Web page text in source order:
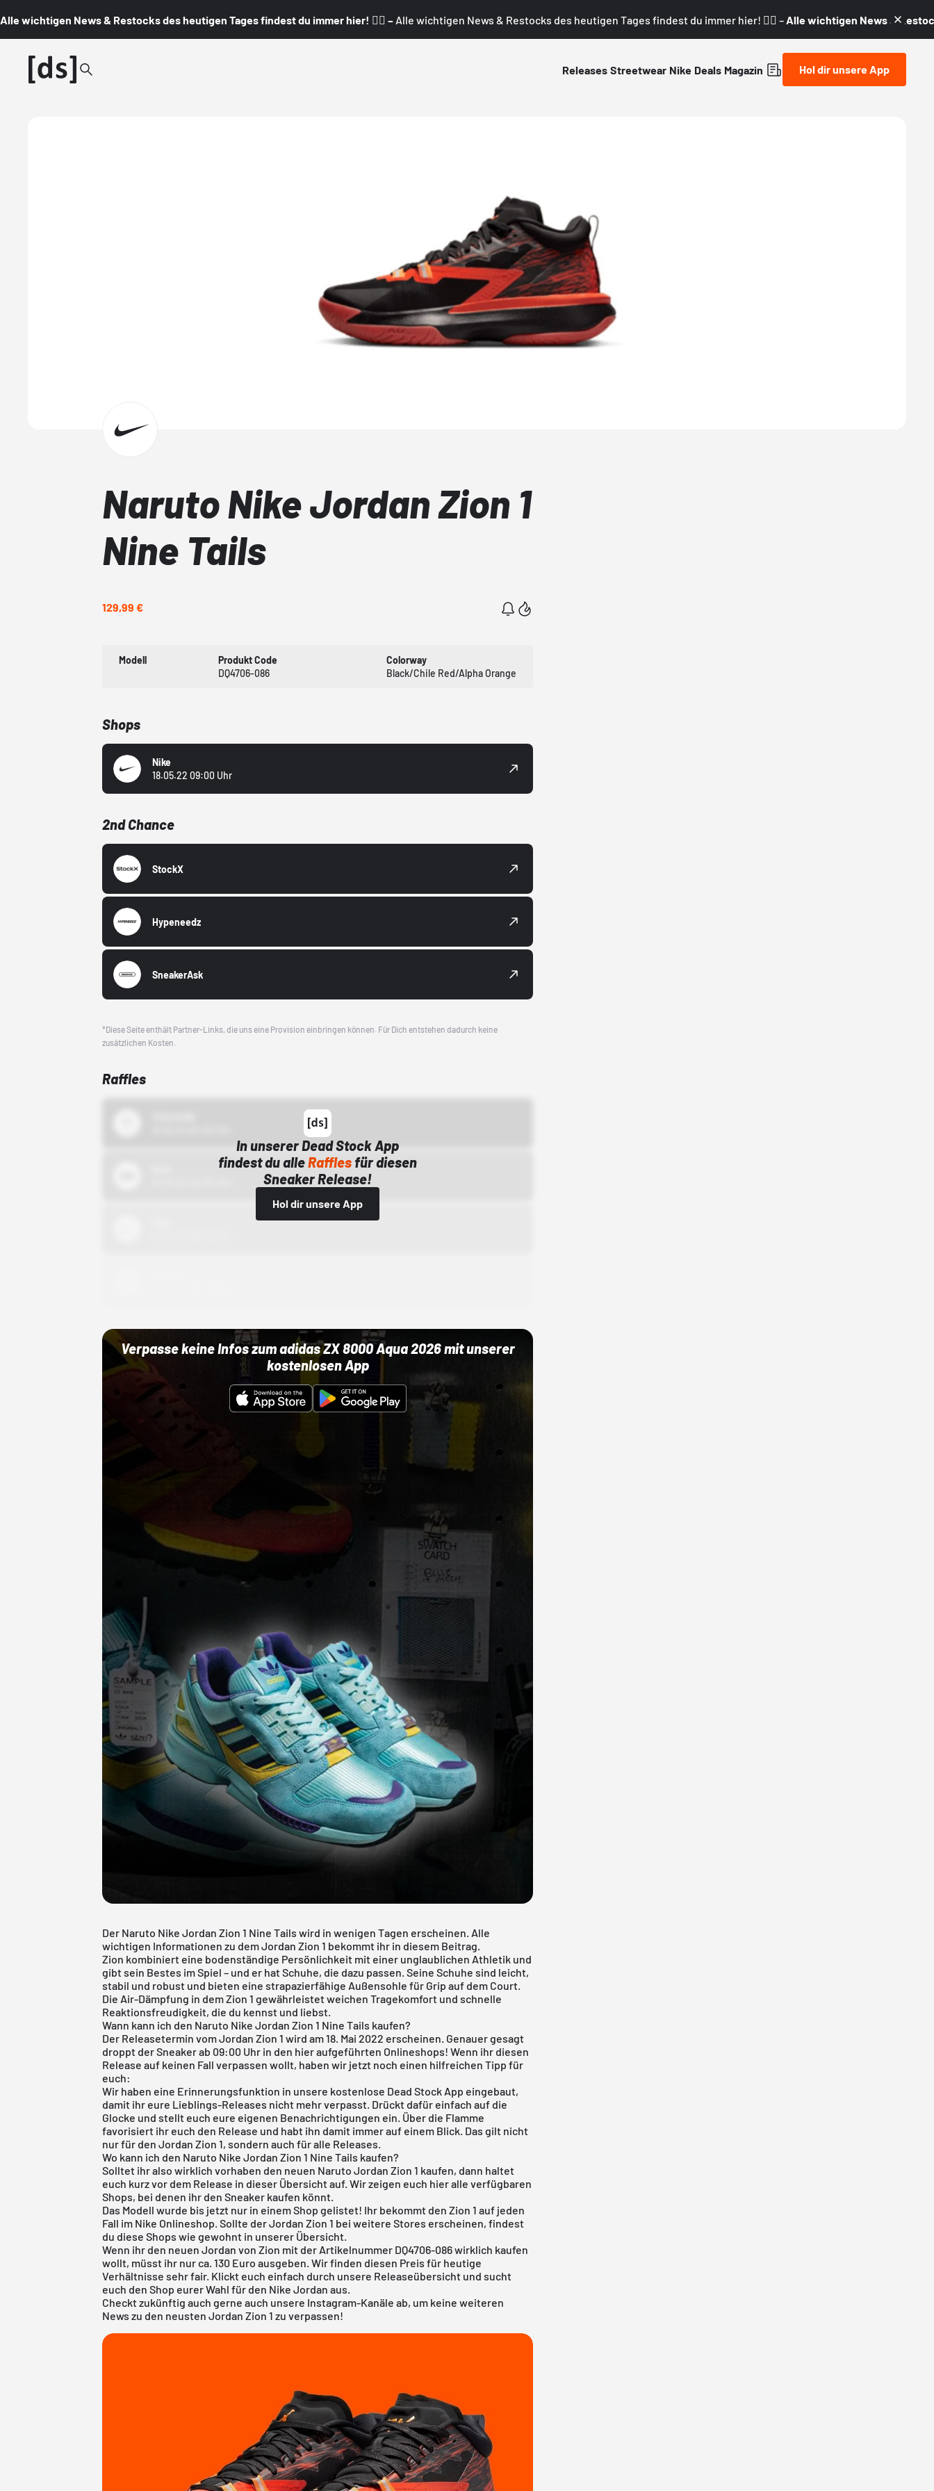
Alle wichtigen News & Restocks des heutigen Tages findest du immer hier! 👇🏼 – Alle wichtigen News & Restocks des heutigen Tages findest du immer hier! 👇🏼 – Alle wichtigen News &
Releases Streetwear Nike Deals Magazin Hol dir unsere App
Naruto Nike Jordan Zion 1
Nine Tails
129,99 €
Modell
Produkt Code
DQ4706-086
Colorway
Black/Chile Red/Alpha Orange
Shops
Nike
18.05.22 09:00 Uhr
2nd Chance
StockX
Hypeneedz
SneakerAsk
*Diese Seite enthält Partner-Links, die uns eine Provision einbringen können. Für Dich entstehen dadurch keine
zusätzlichen Kosten.
Raffles
In unserer Dead Stock App
findest du alleRaffles für diesen
Sneaker Release!
Hol dir unsere App
Verpasse keine Infos zum adidas ZX 8000 Aqua 2026 mit unserer
kostenlosen App
Der Naruto Nike Jordan Zion 1 Nine Tails wird in wenigen Tagen erscheinen. Alle
wichtigen Informationen zu dem Jordan Zion 1 bekommt ihr in diesem Beitrag.
Zion kombiniert eine bodenständige Persönlichkeit mit einer unglaublichen Athletik und
gibt sein Bestes im Spiel – und er hat Schuhe, die dazu passen. Seine Schuhe sind leicht,
stabil und robust und bieten eine strapazierfähige Außensohle für Grip auf dem Court.
Die Air-Dämpfung in dem Zion 1 gewährleistet weichen Tragekomfort und schnelle
Reaktionsfreudigkeit, die du kennst und liebst.
Wann kann ich den Naruto Nike Jordan Zion 1 Nine Tails kaufen?
Der Releasetermin vom Jordan Zion 1 wird am 18. Mai 2022 erscheinen. Genauer gesagt
droppt der Sneaker ab 09:00 Uhr in den hier aufgeführten Onlineshops! Wenn ihr diesen
Release auf keinen Fall verpassen wollt, haben wir jetzt noch einen hilfreichen Tipp für
euch:
Wir haben eine Erinnerungsfunktion in unsere kostenlose Dead Stock App eingebaut,
damit ihr eure Lieblings-Releases nicht mehr verpasst. Drückt dafür einfach auf die
Glocke und stellt euch eure eigenen Benachrichtigungen ein. Über die Flamme
favorisiert ihr euch den Release und habt ihn damit immer auf einem Blick. Das gilt nicht
nur für den Jordan Zion 1, sondern auch für alle Releases.
Wo kann ich den Naruto Nike Jordan Zion 1 Nine Tails kaufen?
Solltet ihr also wirklich vorhaben den neuen Naruto Jordan Zion 1 kaufen, dann haltet
euch kurz vor dem Release in dieser Übersicht auf. Wir zeigen euch hier alle verfügbaren
Shops, bei denen ihr den Sneaker kaufen könnt.
Das Modell wurde bis jetzt nur in einem Shop gelistet! Ihr bekommt den Zion 1 auf jeden
Fall im Nike Onlineshop . Sollte der Jordan Zion 1 bei weitere Stores erscheinen, findest
du diese Shops wie gewohnt in unserer Übersicht
Wenn ihr den neuen Jordan von Zion mit der Artikelnummer DQ4706-086 wirklich kaufen
wollt, müsst ihr nur ca. 130 Euro ausgeben. Wir finden diesen Preis für heutige
Verhältnisse sehr fair. Klickt euch einfach durch unsere Releaseübersicht und sucht
euch den Shop eurer Wahl für den Nike Jordan aus.
Checkt zukünftig auch gerne auch unsere Instagram-Kanäle ab, um keine weiteren
News zu den neusten Jordan Zion 1 zu verpassen!